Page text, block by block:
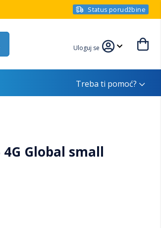
Status porudžbine
Uloguj se
Treba ti pomoć?
Global small